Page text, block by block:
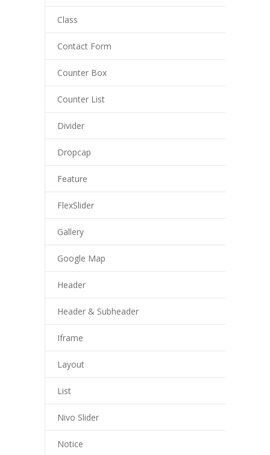
Class
Contact Form
Counter Box
Counter List
Divider
Dropcap
Feature
FlexSlider
Gallery
Google Map
Header
Header & Subheader
Iframe
Layout
List
Nivo Slider
Notice